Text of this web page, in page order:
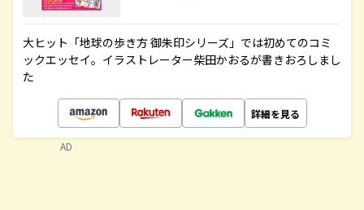
大ヒット「地球の歩き方 御朱印シリーズ」では初めてのコミ
ックエッセイ。イラストレーター柴田かおるが書きおろしまし
た
詳細を見る
AD